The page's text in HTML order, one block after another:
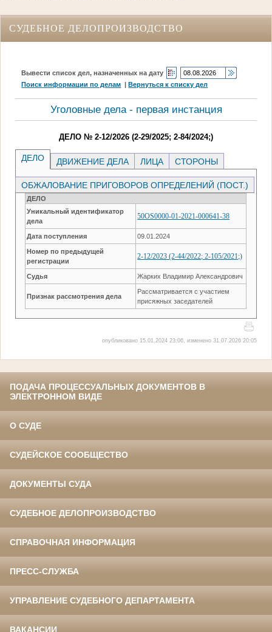
СУДЕБНОЕ ДЕЛОПРОИЗВОДСТВО
Вывести список дел, назначенных на дату
Поиск информации по делам |Вернуться к списку дел
Уголовные дела - первая инстанция
ДЕЛО № 2-12/2026 (2-29/2025; 2-84/2024;)
ДЕЛО ДВИЖЕНИЕ ДЕЛА ЛИЦА СТОРОНЫ
ОБЖАЛОВАНИЕ ПРИГОВОРОВ ОПРЕДЕЛЕНИЙ (ПОСТ.)
ДЕЛО
Уникальный идентификатор
дела
50OS0000-01-2021-000641-38
Дата поступления 09.01.2024
Номер по предыдущей
регистрации
2-12/2023 (2-44/2022; 2-105/2021;)
Судья Жарких Владимир Александрович
Признак рассмотрения дела
Рассматривается с участием
присяжных заседателей
опубликовано 15.01.2024 23:06, изменено 31.07.2026 20:05
ПОДАЧА ПРОЦЕССУАЛЬНЫХ ДОКУМЕНТОВ В
ЭЛЕКТРОННОМ ВИДЕ
О СУДЕ
СУДЕЙСКОЕ СООБЩЕСТВО
ДОКУМЕНТЫ СУДА
СУДЕБНОЕ ДЕЛОПРОИЗВОДСТВО
СПРАВОЧНАЯ ИНФОРМАЦИЯ
ПРЕСС-СЛУЖБА
УПРАВЛЕНИЕ СУДЕБНОГО ДЕПАРТАМЕНТА
ВАКАНСИИ